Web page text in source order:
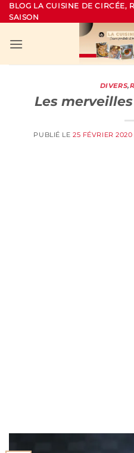
Passer
au
BLOG LA CUISINE DE CIRCÉE,
SAISON
DIVERS,
Les
PUBLIÉ LE25 FÉVRIER 2020